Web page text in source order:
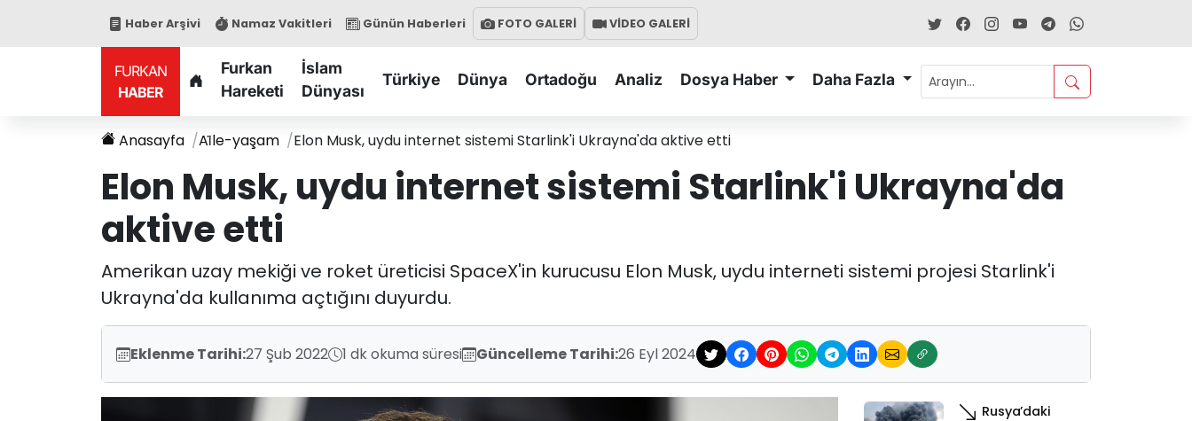
Haber Arşivi Namaz Vakitleri Günün Haberleri FOTO GALERİ VİDEO GALERİ
FURKAN
HABER
Furkan
Hareketi
İslam
Dünyası
Türkiye Dünya Ortadoğu Analiz Dosya Haber Daha Fazla
Anasayfa Ai̇le-yaşam Elon Musk, uydu internet sistemi Starlink'i Ukrayna'da aktive etti
Elon Musk, uydu internet sistemi Starlink'i Ukrayna'da
aktive etti
Amerikan uzay mekiği ve roket üreticisi SpaceX'in kurucusu Elon Musk, uydu interneti sistemi projesi Starlink'i
Ukrayna'da kullanıma açtığını duyurdu.
Eklenme Tarihi:27 Şub 2022 1 dk okuma süresi Güncelleme Tarihi:26 Eyl 2024
Rusya’daki